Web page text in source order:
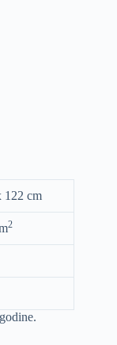
122 cm
2